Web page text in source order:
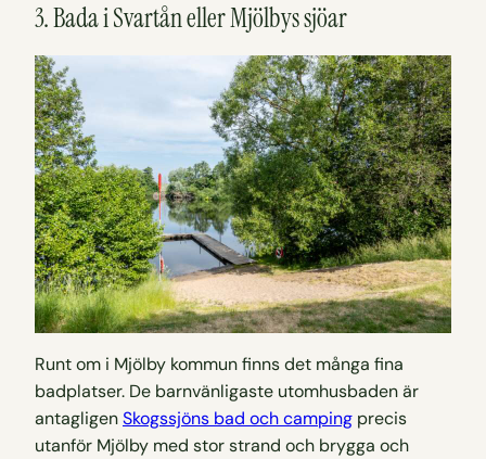
3. Bada i Svartån eller Mjölbys sjöar
Runt om i Mjölby kommun finns det många fina
badplatser. De barnvänligaste utomhusbaden är
antagligenSkogssjöns bad och camping precis
utanför Mjölby med stor strand och brygga och